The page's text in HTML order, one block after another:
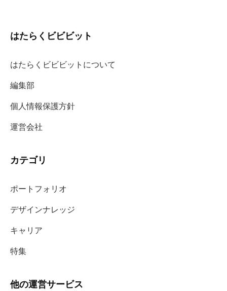
はたらくビビビット
はたらくビビビットについて
編集部
個人情報保護方針
運営会社
カテゴリ
ポートフォリオ
デザインナレッジ
キャリア
特集
他の運営サービス